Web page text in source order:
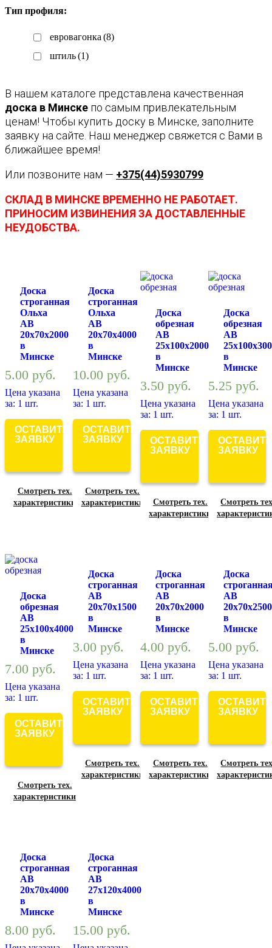
Тип профиля:
евровагонка (8)
штиль(1)
В нашем каталоге представлена качественная
доска в Минске по самым привлекательным
ценам! Чтобы купить доску в Минске, заполните
заявку на сайте. Наш менеджер свяжется с Вами в
ближайшее время!
Или позвоните нам — +375(44)5930799
СКЛАД В МИНСКЕ ВРЕМЕННО НЕ РАБОТАЕТ.
ПРИНОСИМ ИЗВИНЕНИЯ ЗА ДОСТАВЛЕННЫЕ
НЕУДОБСТВА.
Доска
строганная
Ольха
АВ
20х70х2000
в
Минске
5.00 руб.
Цена указана
за: 1 шт.
ОСТАВИТЬ
ЗАЯВКУ
Смотреть тех.
характеристики
Доска
строганная
Ольха
АВ
20х70х4000
в
Минске
10.00 руб.
Цена указана
за: 1 шт.
ОСТАВИТЬ
ЗАЯВКУ
Смотреть тех.
характеристики
Доска
обрезная
АВ
25х100х2000
в
Минске
3.50 руб.
Цена указана
за: 1 шт.
ОСТАВИТЬ
ЗАЯВКУ
Смотреть тех.
характеристики
Доска
обрезная
АВ
в
Минске
5.25 руб.
Цена указана
за: 1 шт.
ЗАЯВКУ
Смотреть
Доска
обрезная
АВ
25х100х4000
в
Минске
7.00 руб.
Цена указана
за: 1 шт.
ОСТАВИТЬ
ЗАЯВКУ
Смотреть тех.
характеристики
Доска
строганная
АВ
20х70х1500
в
Минске
3.00 руб.
Цена указана
за: 1 шт.
ОСТАВИТЬ
ЗАЯВКУ
Смотреть тех.
характеристики
Доска
строганная
АВ
20х70х2000
в
Минске
4.00 руб.
Цена указана
за: 1 шт.
ОСТАВИТЬ
ЗАЯВКУ
Смотреть тех.
характеристики
Доска
АВ
20х70х2500
в
Минске
5.00 руб.
Цена указана
за: 1 шт.
ЗАЯВКУ
Смотреть
Доска
строганная
АВ
20х70х4000
в
Минске
8.00 руб.
Доска
строганная
АВ
27х120х4000
в
Минске
15.00 руб.